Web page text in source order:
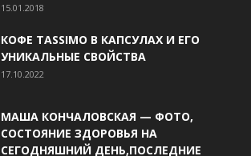
15.01.2018
КОФЕ TASSIMO В КАПСУЛАХ И ЕГО
УНИКАЛЬНЫЕ СВОЙСТВА
17.10.2022
МАША КОНЧАЛОВСКАЯ — ФОТО,
СОСТОЯНИЕ ЗДОРОВЬЯ НА
СЕГОДНЯШНИЙ ДЕНЬ,ПОСЛЕДНИЕ